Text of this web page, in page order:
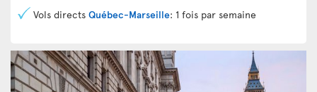
Vols directs Québec-Marseille: 1 fois par semaine